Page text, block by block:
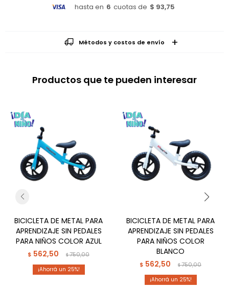
hasta en 6 cuotas de $ 93,75
Métodos y costos de envío
Productos que te pueden interesar
BICICLETA DE METAL PARA
APRENDIZAJE SIN PEDALES
PARA NIÑOS COLOR AZUL
$ 562,50 $750,00
25
BICICLETA DE METAL PARA
APRENDIZAJE SIN PEDALES
PARA NIÑOS COLOR
BLANCO
$ 562,50 $750,00
25